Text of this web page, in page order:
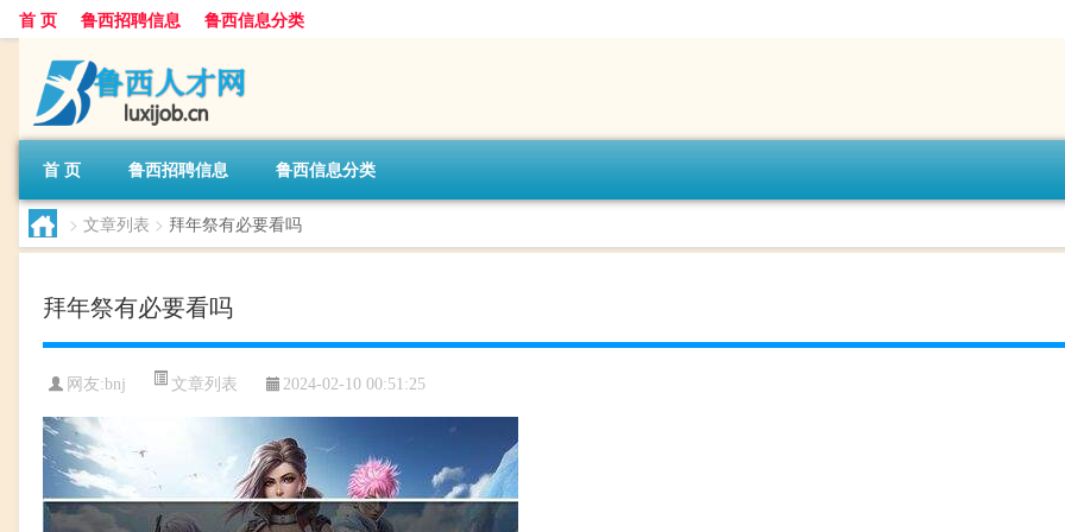
首 页 鲁西招聘信息 鲁西信息分类
首 页 鲁西招聘信息 鲁西信息分类
> 文章列表 > 拜年祭有必要看吗
拜年祭有必要看吗
网友:bnj 文章列表 2024-02-10 00:51:25